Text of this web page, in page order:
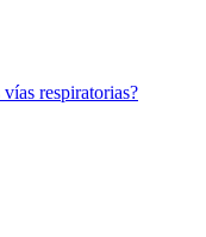
respiratorias?